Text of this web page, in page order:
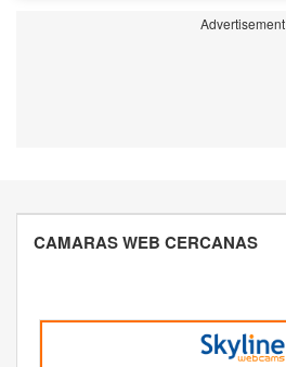
Advertisement
CAMARAS WEB CERCANAS